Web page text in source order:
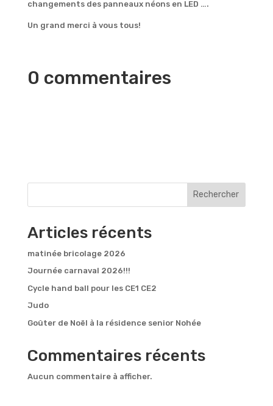
changements des panneaux néons en LED ….
Un grand merci à vous tous!
0 commentaires
Rechercher
Articles récents
matinée bricolage 2026
Journée carnaval 2026!!!
Cycle hand ball pour les CE1 CE2
Judo
Goûter de Noël à la résidence senior Nohée
Commentaires récents
Aucun commentaire à afficher.